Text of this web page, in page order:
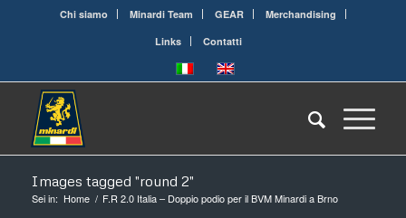
Chi siamo Minardi Team GEAR
Merchandising
Links
Contatti
Images tagged "round 2"
Sei in: Home / F.R 2.0 Italia – Doppio podio per il BVM Minardi a Brno